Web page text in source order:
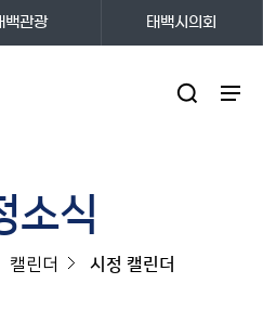
백관광 태백시의회
소식
캘린더 시정 캘린더